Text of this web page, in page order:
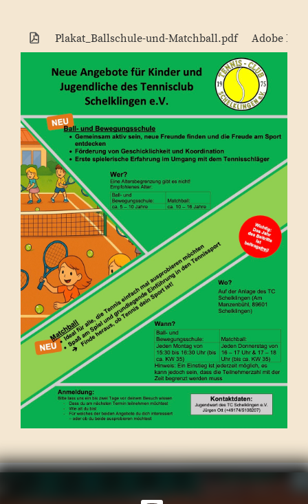
Plakat_Ballschule-und-Matchball.pdf Adobe